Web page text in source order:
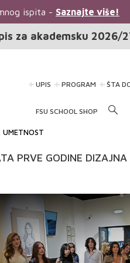
ispita -Saznajte više!
za akademsku 2026/
UPIS PROGRAM ŠTA
FSU SCHOOL SHOP
UMETNOST
PRVE GODINE